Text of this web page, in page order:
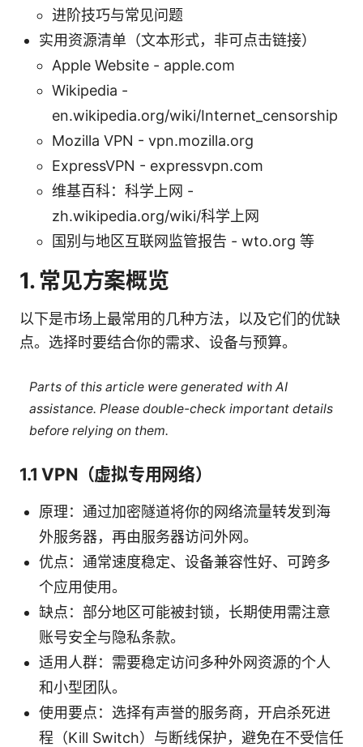
进阶技巧与常见问题
实用资源清单（文本形式，非可点击链接）
Apple Website - apple.com
Wikipedia -
en.wikipedia.org/wiki/Internet_censorship
Mozilla VPN - vpn.mozilla.org
ExpressVPN - expressvpn.com
维基百科：科学上网 -
zh.wikipedia.org/wiki/科学上网
国别与地区互联网监管报告 - wto.org 等
1. 常见方案概览
以下是市场上最常用的几种方法，以及它们的优缺
点。选择时要结合你的需求、设备与预算。
Parts of this article were generated with AI
assistance. Please double-check important details
before relying on them.
1.1 VPN（虚拟专用网络）
原理：通过加密隧道将你的网络流量转发到海
外服务器，再由服务器访问外网。
优点：通常速度稳定、设备兼容性好、可跨多
个应用使用。
缺点：部分地区可能被封锁，长期使用需注意
账号安全与隐私条款。
适用人群：需要稳定访问多种外网资源的个人
和小型团队。
使用要点：选择有声誉的服务商，开启杀死进
程（Kill Switch）与断线保护，避免在不受信任